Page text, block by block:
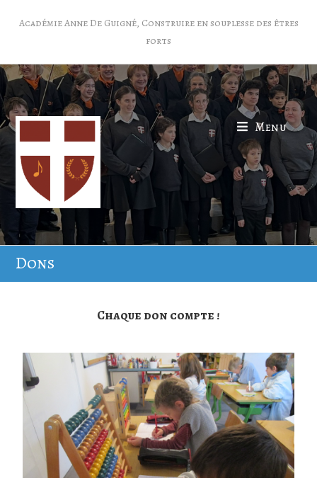
Académie Anne De Guigné, Construire en souplesse des êtres
forts
Menu
Dons
Chaque don compte !